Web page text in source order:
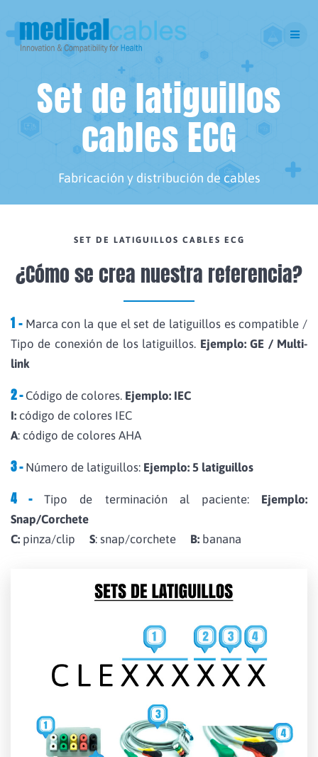
contenido
Set de latiguillos
cables ECG
Fabricación y distribución de cables
SET DE LATIGUILLOS CABLES ECG
¿Cómo se crea nuestra referencia?
1 –Marca con la que el set de latiguillos es compatible /
Tipo de conexión de los latiguillos. Ejemplo: GE / Multi-
link
2 –Código de colores. Ejemplo: IEC
I: código de colores IEC
A: código de colores AHA
3 –Número de latiguillos: Ejemplo: 5 latiguillos
4 –Tipo de terminación al paciente: Ejemplo:
Snap/Corchete
C: pinza/clip S: snap/corchete B: banana